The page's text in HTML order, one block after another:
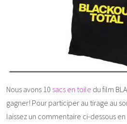
Nous avons 10 sacs en toile du film
gagner! Pour participer au tirage au
laissez un commentaire ci-dessous